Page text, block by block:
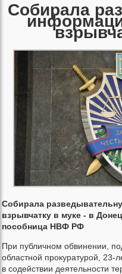
Собирала
Собирала
взрывчатку в муке - в
пособница НВФ РФ
При публичном обвинении,
областной прокуратурой,
в содействии деятельности